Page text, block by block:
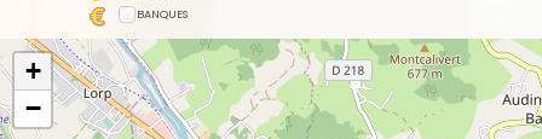
BANQUES
+
−